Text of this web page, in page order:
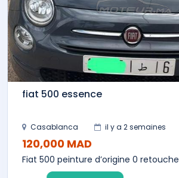
fiat 500 essence
Casablanca il y a 2 semaines
120,000 MAD
Fiat 500 peinture d’origine 0 retouche